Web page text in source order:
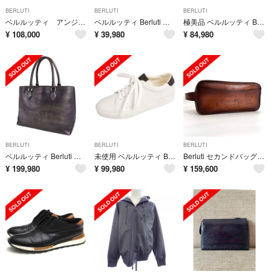
BERLUTI
ベルルッティ アンジュール レザー トートバッグ■0625ao488904
¥ 108,000
BERLUTI
ベルルッティ Berluti ベルト レザーベルト リバーシブル カリグラフィー スクリットレザー メンズ ブラウン/カーキ
¥ 39,980
BERLUTI
極美品 ベルルッティ Berluti ベルト レザーベルト リバーシブル カリグラフィー スクリットレザー メンズ 115 ブラック
¥ 84,980
BERLUTI
ベルルッティ Berluti バッグ Toujours トゥジュール トートバッグ カリグラフィ ヴェネチアレザー カバン メンズ 黒
¥ 199,980
BERLUTI
未使用 ベルルッティ BERLUTI スニーカー プレイタイム PLAYTIME ローカット レザー シューズ 靴 メンズ 6.5(26cm) 白
¥ 99,980
BERLUTI
Berluti セカンドバッグ フォーミュラ 1003 スクリットレザー 茶
¥ 159,600